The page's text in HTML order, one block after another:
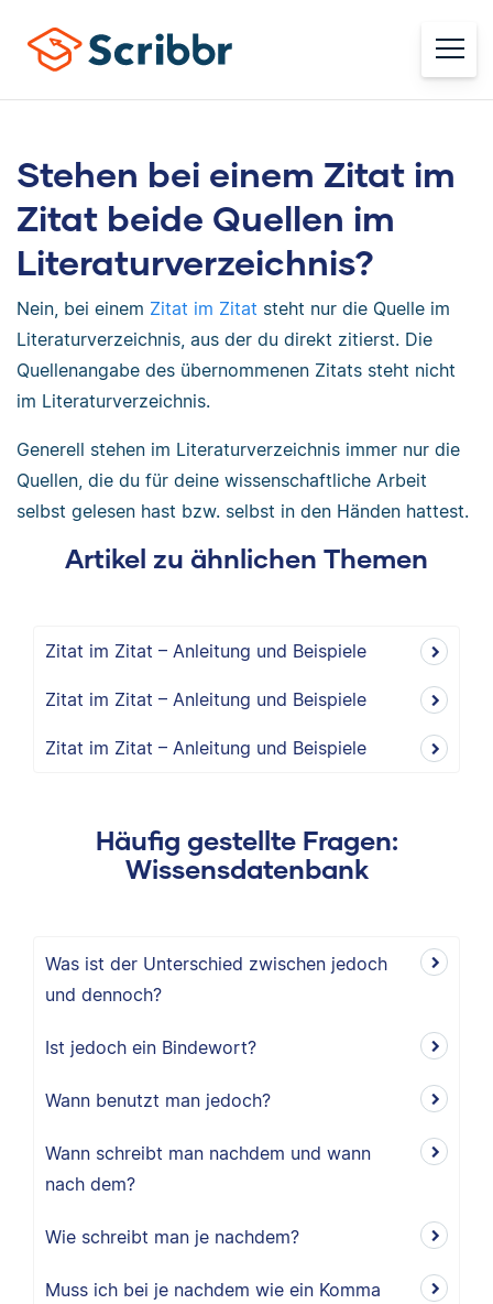
Stehen bei einem Zitat im
Zitat beide Quellen im
Literaturverzeichnis?
Nein, bei einem Zitat im Zitat steht nur die Quelle im
Literaturverzeichnis, aus der du direkt zitierst. Die
Quellenangabe des übernommenen Zitats steht nicht
im Literaturverzeichnis.
Generell stehen im Literaturverzeichnis immer nur die
Quellen, die du für deine wissenschaftliche Arbeit
selbst gelesen hast bzw. selbst in den Händen hattest.
Artikel zu ähnlichen Themen
Zitat im Zitat – Anleitung und Beispiele
Zitat im Zitat – Anleitung und Beispiele
Zitat im Zitat – Anleitung und Beispiele
Häufig gestellte Fragen:
Wissensdatenbank
Was ist der Unterschied zwischen jedoch
und dennoch?
Ist jedoch ein Bindewort?
Wann benutzt man jedoch?
Wann schreibt man nachdem und wann
nach dem?
Wie schreibt man je nachdem?
Muss ich bei je nachdem wie ein Komma